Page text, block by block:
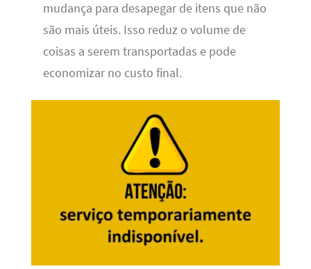
mudança para desapegar de itens que não
são mais úteis. Isso reduz o volume de
coisas a serem transportadas e pode
economizar no custo final.